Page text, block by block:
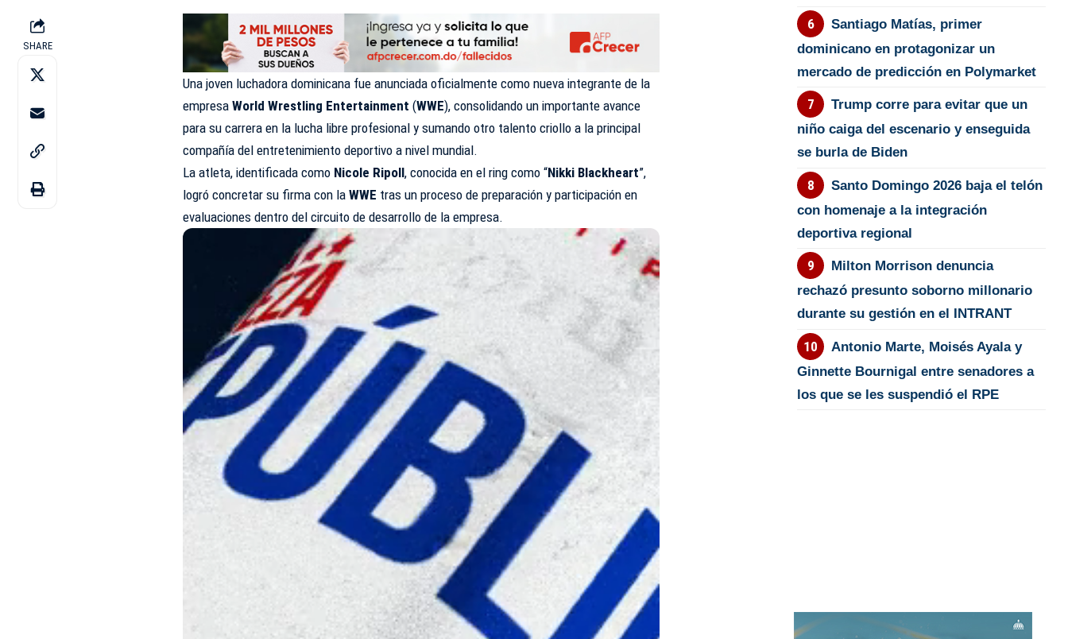
SHARE
Una joven luchadora dominicana fue anunciada oficialmente como nueva integrante de la
empresaWorld Wrestling Entertainment (WWE), consolidando un importante avance
para su carrera en la lucha libre profesional y sumando otro talento criollo a la principal
compañía del entretenimiento deportivo a nivel mundial.
La atleta, identificada como Nicole Ripoll, conocida en el ring como “Nikki Blackheart”,
logró concretar su firma con laWWE tras un proceso de preparación y participación en
evaluaciones dentro del circuito de desarrollo de la empresa.
Santiago Matías, primer
dominicano en protagonizar un
mercado de predicción en Polymarket
Trump corre para evitar que un
niño caiga del escenario y enseguida
se burla de Biden
Santo Domingo 2026 baja el telón
con homenaje a la integración
deportiva regional
Milton Morrison denuncia
rechazó presunto soborno millonario
durante su gestión en el INTRANT
Antonio Marte, Moisés Ayala y
Ginnette Bournigal entre senadores a
los que se les suspendió el RPE